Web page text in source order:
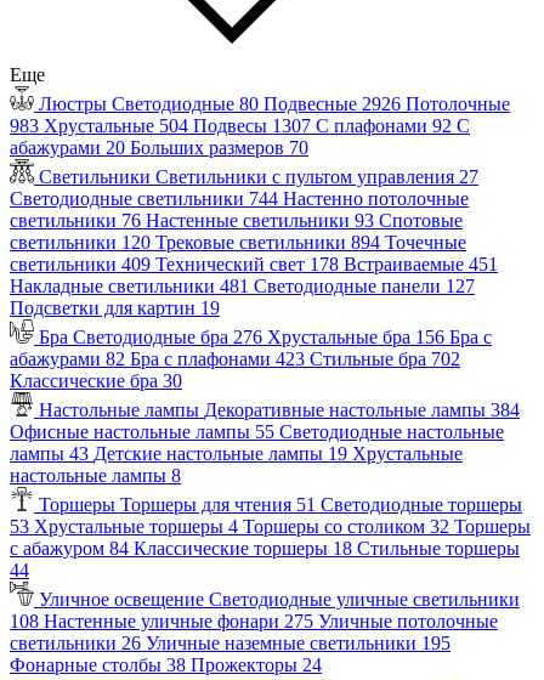
Еще
Люстры Светодиодные 80 Подвесные 2926 Потолочные
983 Хрустальные 504 Подвесы 1307 С плафонами 92 С
абажурами 20 Больших размеров 70
Светильники Светильники с пультом управления 27
Светодиодные светильники 744 Настенно потолочные
светильники 76 Настенные светильники 93 Спотовые
светильники 120 Трековые светильники 894 Точечные
светильники 409 Технический свет 178 Встраиваемые 451
Накладные светильники 481 Светодиодные панели 127
Подсветки для картин 19
Бра Светодиодные бра 276 Хрустальные бра 156 Бра с
абажурами 82 Бра с плафонами 423 Стильные бра 702
Классические бра 30
Настольные лампы Декоративные настольные лампы 384
Офисные настольные лампы 55 Светодиодные настольные
лампы 43 Детские настольные лампы 19 Хрустальные
настольные лампы 8
Торшеры Торшеры для чтения 51 Светодиодные торшеры
53 Хрустальные торшеры 4 Торшеры со столиком 32 Торшеры
с абажуром 84 Классические торшеры 18 Стильные торшеры
44
Уличное освещение Светодиодные уличные светильники
108 Настенные уличные фонари 275 Уличные потолочные
светильники 26 Уличные наземные светильники 195
Фонарные столбы 38 Прожекторы 24